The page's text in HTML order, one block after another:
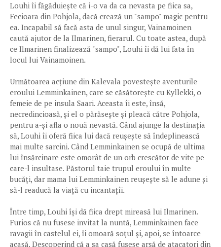
Louhi îi făgăduiește că i-o va da ca nevasta pe fiica sa,
Fecioara din Pohjola, dacă crează un "sampo" magic pentru
ea. Incapabil să facă asta de unul singur, Vainamoinen
caută ajutor de la Ilmarinen, fierarul. Cu toate astea, după
ce Ilmarinen finalizează "sampo", Louhi îi dă lui fata în
locul lui Vainamoinen.
Următoarea acțiune din Kalevala povestește aventurile
eroului Lemminkainen, care se căsătorește cu Kyllekki, o
femeie de pe insula Saari. Aceasta îi este, însă,
necredincioasă, și el o părăsește și pleacă către Pohjola,
pentru a-și afla o nouă nevastă. Când ajunge la destinația
să, Louhi îi oferă fiica lui dacă reușește să îndeplinească
mai multe sarcini. Când Lemminkainen se ocupă de ultima
lui însărcinare este omorât de un orb crescător de vite pe
care-l insultase. Păstorul taie trupul eroului în multe
bucăți, dar mama lui Lemminkainen reușește să le adune și
să-l readucă la viață cu incantațîi.
Între timp, Louhi își dă fiica drept mireasă lui Ilmarinen.
Furios că nu fusese invitat la nuntă, Lemminkainen face
ravagii în castelul ei, îi omoară soțul și, apoi, se întoarce
acasă. Descoperind că a sa casă fusese arsă de atacatori din